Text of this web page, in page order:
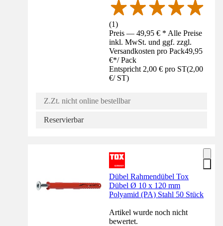
(1)
Preis — 49,95 € * Alle Preise
inkl. MwSt. und ggf. zzgl.
Versandkosten pro Pack49,95
€*/ Pack
Entspricht 2,00 € pro ST(2,00
€/ ST)
Z.Zt. nicht online bestellbar
Reservierbar
Dübel Rahmendübel Tox
Dübel Ø 10 x 120 mm
Polyamid (PA) Stahl 50 Stück
Artikel wurde noch nicht
bewertet.